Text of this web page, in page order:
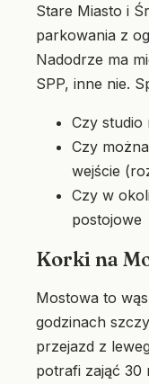
Stare Miasto i
parkowania z
Nadodrze ma
SPP, inne nie.
Czy studio
Czy
wejście
Czy w
postojowe
Korki na
Mostowa to
godzinach
przejazd z
potrafi zająć 30